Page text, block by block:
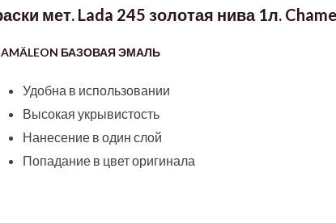
мет. Lada 245 золотая нива 1л.
БАЗОВАЯ ЭМАЛЬ
Удобна в использовании
Высокая укрывистость
Нанесение в один слой
Попадание в цвет оригинала